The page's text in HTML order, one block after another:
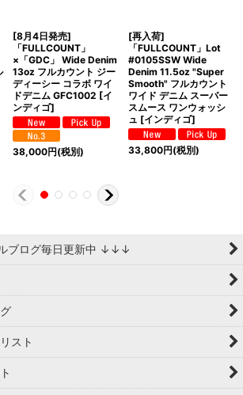
[8月4日発売]
「FULLCOUNT」
×「GDC」 Wide Denim
13oz フルカウント ジー
ディーシー コラボ ワイ
ドデニム GFC1002 [イ
ンディゴ]
38,000円(税別)
[再入荷]
「FULLCOUNT」Lot
#0105SSW Wide
Denim 11.5oz "Super
Smooth" フルカウント
ワイド デニム スーパー
スムース ワンウォッシ
ュ [インディゴ]
33,800円(税別)
ブログ毎日更新中 ↓↓↓
スト